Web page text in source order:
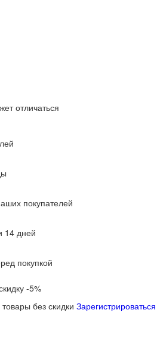
отличаться
покупателей
14 дней
покупкой
-5%
без скидки Зарегистрироваться